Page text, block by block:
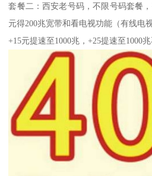
套餐二：西安老号码，不限号码套餐
元得200兆宽带和看电视功能（有线电视
+15元提速至1000兆，+25提速至1000